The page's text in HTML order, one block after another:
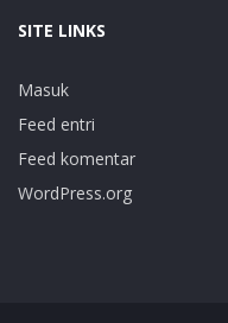
SITE LINKS
Masuk
Feed entri
Feed komentar
WordPress.org